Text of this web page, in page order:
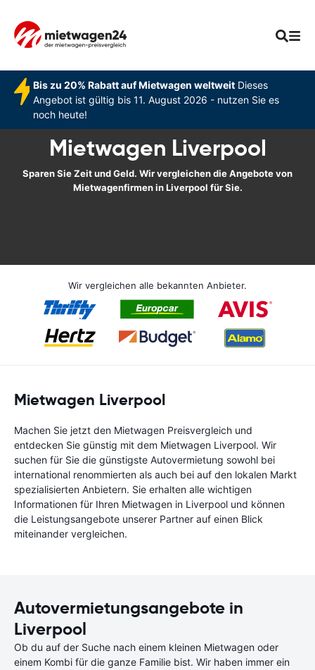
Bis zu 20% Rabatt auf Mietwagen weltweitDieses
Angebot ist gültig bis 11. August 2026 - nutzen Sie es
noch heute!
Mietwagen Liverpool
Sparen Sie Zeit und Geld. Wir vergleichen die Angebote von
Mietwagenfirmen in Liverpool für Sie.
Wir vergleichen alle bekannten Anbieter.
Mietwagen Liverpool
Machen Sie jetzt den Mietwagen Preisvergleich und
entdecken Sie günstig mit dem Mietwagen Liverpool. Wir
suchen für Sie die günstigste Autovermietung sowohl bei
international renommierten als auch bei auf den lokalen Markt
spezialisierten Anbietern. Sie erhalten alle wichtigen
Informationen für Ihren Mietwagen in Liverpool und können
die Leistungsangebote unserer Partner auf einen Blick
miteinander vergleichen.
Autovermietungsangebote in
Liverpool
Ob du auf der Suche nach einem kleinen Mietwagen oder
einem Kombi für die ganze Familie bist. Wir haben immer ein